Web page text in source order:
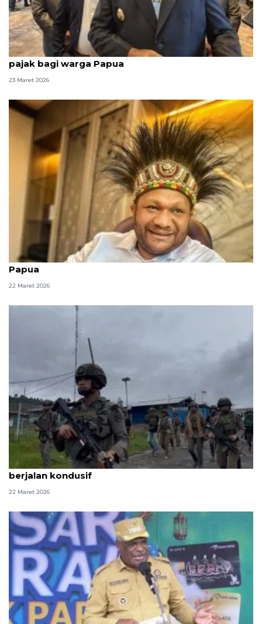
Gubernur beri kado Lebaran berupa keringanan
pajak bagi warga Papua
23 Maret 2026
DPD RI minta BPK audit anggaran MRP se-Tanah
Papua
22 Maret 2026
Polri pastikan perayaan Idul Fitri di Papua Tengah
berjalan kondusif
22 Maret 2026